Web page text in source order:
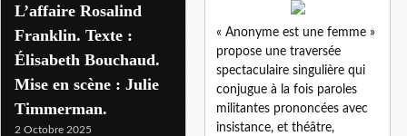
« Anonyme est une femme »
propose une traversée
spectaculaire singulière qui
conjugue à la fois paroles
militantes prononcées avec
insistance, et théâtre,
L’affaire Rosalind
Franklin. Texte :
Élisabeth Bouchaud.
Mise en scène : Julie
Timmerman.
2 Octobre 2025